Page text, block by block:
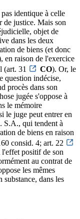
identique à celle
de justice. Mais son
objet de
dans les deux
de biens (et donc
en raison de l'exercice
(art. 31
CO). Or, le
question indécise,
procès dans son
jugée s'oppose à
le mémoire
le juge peut entrer en
S.A., qui tendent à
de biens en raison
consid. 4; art. 22
l'effet positif de son
au contrat de
les mêmes
substance, dans les